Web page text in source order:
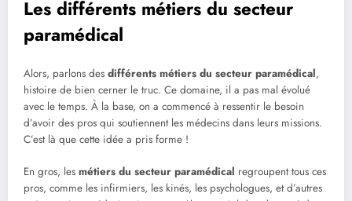
Les différents métiers du secteur
paramédical
Alors, parlons des différents métiers du secteur paramédical,
histoire de bien cerner le truc. Ce domaine, il a pas mal évolué
avec le temps. À la base, on a commencé à ressentir le besoin
d’avoir des pros qui soutiennent les médecins dans leurs missions.
C’est là que cette idée a pris forme !
En gros, les métiers du secteur paramédical regroupent tous ces
pros, comme les infirmiers, les kinés, les psychologues, et d’autres